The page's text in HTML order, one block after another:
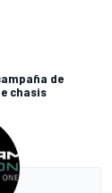
de
chasis